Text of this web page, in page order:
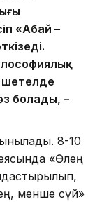
«Абай –
болады, –
8-10
«Өлең
менше сүй»